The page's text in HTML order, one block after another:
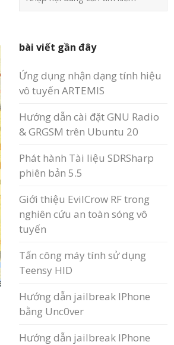
bài viết gần đây
Ứng dụng nhận dạng tính hiệu
vô tuyến ARTEMIS
Hướng dẫn cài đặt GNU Radio
& GRGSM trên Ubuntu 20
Phát hành Tài liệu SDRSharp
phiên bản 5.5
Giới thiệu EvilCrow RF trong
nghiên cứu an toàn sóng vô
tuyến
Tấn công máy tính sử dụng
Teensy HID
Hướng dẫn jailbreak IPhone
bằng Unc0ver
Hướng dẫn jailbreak IPhone